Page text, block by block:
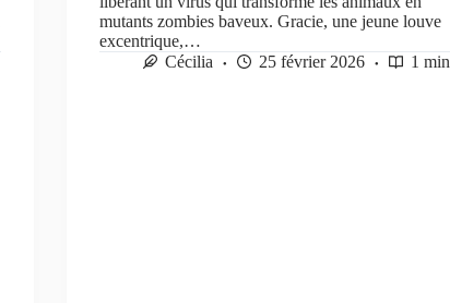
mutants zombies baveux. Gracie, une jeune louve
excentrique,…
Cécilia
25 février 2026 1 min